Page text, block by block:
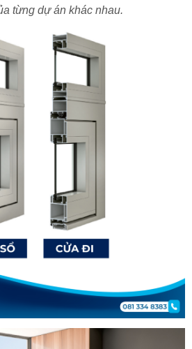
từng dự án khác nhau.